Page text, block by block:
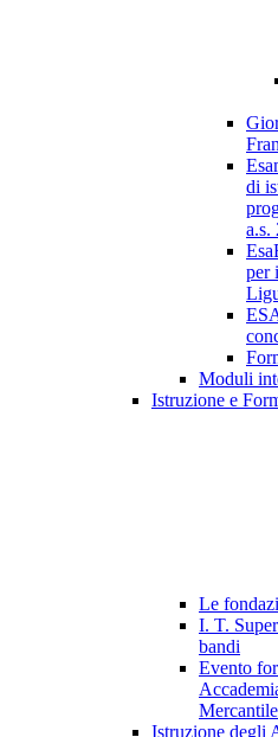
di
a.s.
per
Moduli
Istruzione e
Le
I. T.
bandi
Evento
Istruzione degli